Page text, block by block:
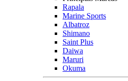
Rapala
Marine Sports
Albatroz
Shimano
Saint Plus
Daiwa
Maruri
Okuma